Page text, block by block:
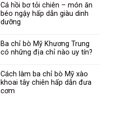
Cá hồi bơ tỏi chiên – món ăn
béo ngậy hấp dẫn giàu dinh
dưỡng
Ba chỉ bò Mỹ Khương Trung
có những địa chỉ nào uy tín?
Cách làm ba chỉ bò Mỹ xào
khoai tây chiên hấp dẫn đưa
cơm